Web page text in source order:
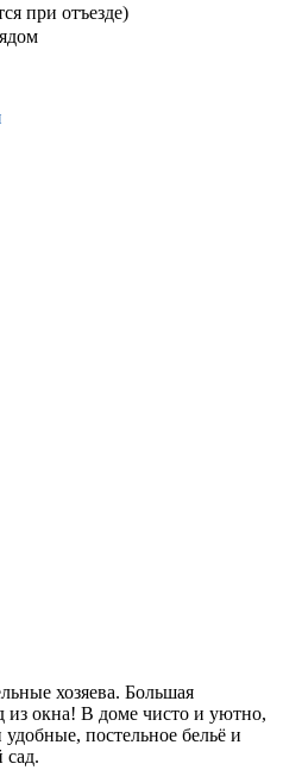
при отъезде)
хозяева. Большая
из окна! В доме чисто и уютно,
постельное бельё и
сад.